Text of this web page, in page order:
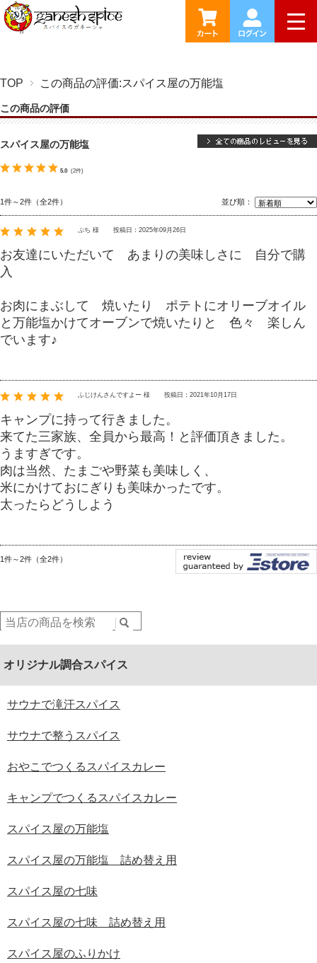
TOP この商品の評価:スパイス屋の万能塩
この商品の評価
スパイス屋の万能塩
5.0 (2件)
1件～2件（全2件） 並び順：
ぷち 様 投稿日：2025年09月26日
お友達にいただいて あまりの美味しさに 自分で購
入
お肉にまぶして 焼いたり ポテトにオリーブオイル
と万能塩かけてオーブンで焼いたりと 色々 楽しん
でいます♪
ふじけんさんですよー 様 投稿日：2021年10月17日
キャンプに持って行きました。
来てた三家族、全員から最高！と評価頂きました。
うますぎです。
肉は当然、たまごや野菜も美味しく、
米にかけておにぎりも美味かったです。
太ったらどうしよう
1件～2件（全2件）
オリジナル調合スパイス
サウナで滝汗スパイス
サウナで整うスパイス
おやこでつくるスパイスカレー
キャンプでつくるスパイスカレー
スパイス屋の万能塩
スパイス屋の万能塩 詰め替え用
スパイス屋の七味
スパイス屋の七味 詰め替え用
スパイス屋のふりかけ